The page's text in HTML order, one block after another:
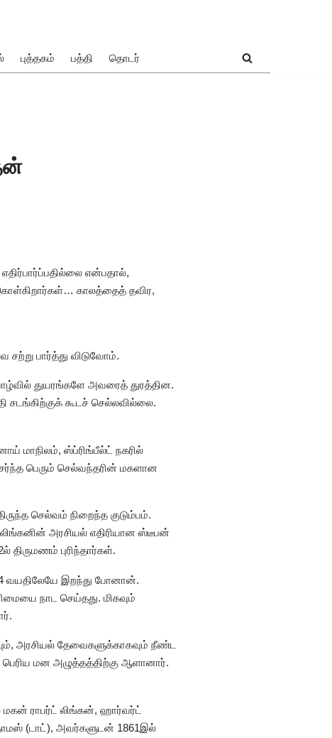
புத்தகம் பத்தி தொடர்
என்பதால்,
காலத்தைத் தவிர,
பார்த்து விடுவோம்.
துயரங்களே அவரைத் துரத்தின.
சடங்கிற்குக் கூடச் செல்லவில்லை.
மாநிலம், ஸ்ப்ரிங்பீல்ட் நகரில்
பெரும் செல்வந்தரின் மகளான
செல்வம் நிறைந்த குடும்பம்.
அரசியல் எதிரியான ஸ்டீபன்
திருமணம் புரிந்தார்கள்.
வயதிலேயே இறந்து போனான்.
நாட செய்தது. மிகவும்
அரசியல் தேவைகளுக்காகவும் நீண்ட
மன அழுத்தத்திற்கு ஆளானார்.
ராபர்ட் லிங்கன், ஹார்வர்ட்
(டாட்), அவர்களுடன் 1861இல்